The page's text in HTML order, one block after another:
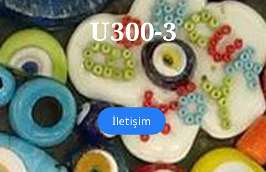
U300-3
İletişim